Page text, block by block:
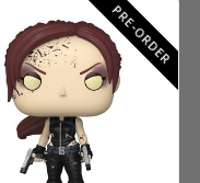
PRE-ORDER